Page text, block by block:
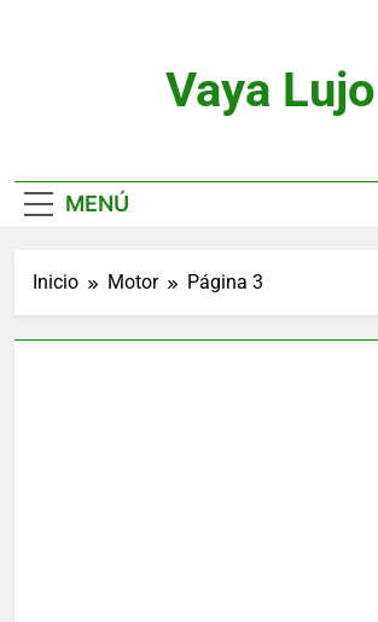
Vaya Lujo
MENÚ
Inicio Motor Página 3